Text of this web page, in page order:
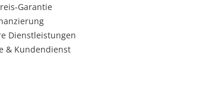
Garantie
Dienstleistungen
& Kundendienst